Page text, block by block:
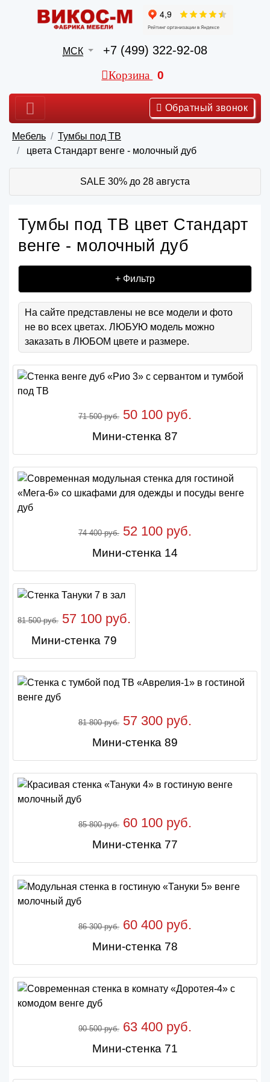
МСК +7 (499) 322-92-08
Корзина 0
Обратный звонок
Мебель
Тумбы под ТВ
цвета Стандарт венге - молочный дуб
SALE 30% до 28 августа
Тумбы под ТВ цвет Стандарт
венге - молочный дуб
+ Фильтр
На сайте представлены не все модели и фото
не во всех цветах. ЛЮБУЮ модель можно
заказать в ЛЮБОМ цвете и размере.
71 500 руб. 50 100 руб.
Мини-стенка 87
74 400 руб. 52 100 руб.
Мини-стенка 14
81 500 руб. 57 100 руб.
Мини-стенка 79
81 800 руб. 57 300 руб.
Мини-стенка 89
85 800 руб. 60 100 руб.
Мини-стенка 77
86 300 руб. 60 400 руб.
Мини-стенка 78
90 500 руб. 63 400 руб.
Мини-стенка 71